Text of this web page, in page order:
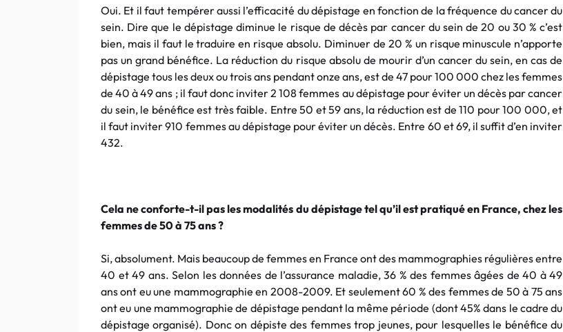
Oui. Et il faut tempérer aussi l’efficacité du dépistage en fonction de la fréquence du cancer du
sein. Dire que le dépistage diminue le risque de décès par cancer du sein de 20 ou 30 % c’est
bien, mais il faut le traduire en risque absolu. Diminuer de 20 % un risque minuscule n’apporte
pas un grand bénéfice. La réduction du risque absolu de mourir d’un cancer du sein, en cas de
dépistage tous les deux ou trois ans pendant onze ans, est de 47 pour 100 000 chez les femmes
de 40 à 49 ans ; il faut donc inviter 2 108 femmes au dépistage pour éviter un décès par cancer
du sein, le bénéfice est très faible. Entre 50 et 59 ans, la réduction est de 110 pour 100 000, et
il faut inviter 910 femmes au dépistage pour éviter un décès. Entre 60 et 69, il suffit d’en inviter
432.
Cela ne conforte-t-il pas les modalités du dépistage tel qu’il est pratiqué en France, chez les
femmes de 50 à 75 ans ?
Si, absolument. Mais beaucoup de femmes en France ont des mammographies régulières entre
40 et 49 ans. Selon les données de l’assurance maladie, 36 % des femmes âgées de 40 à 49
ans ont eu une mammographie en 2008-2009. Et seulement 60 % des femmes de 50 à 75 ans
ont eu une mammographie de dépistage pendant la même période (dont 45% dans le cadre du
dépistage organisé). Donc on dépiste des femmes trop jeunes, pour lesquelles le bénéfice du